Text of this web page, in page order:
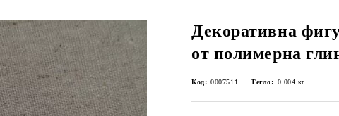
Декоративна
от полимерна
Код: 0007511 Тегло: 0.004 кг